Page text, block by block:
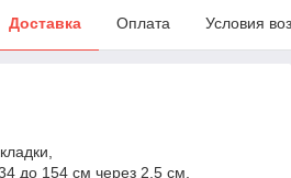
Доставка Оплата Условия
до 154 см через 2,5 см,